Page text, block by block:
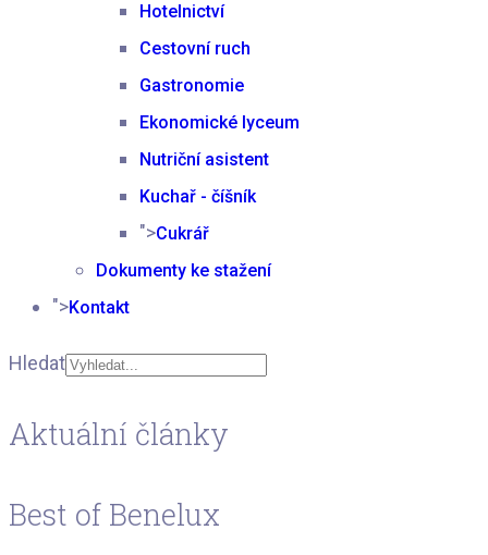
Hotelnictví
Cestovní ruch
Gastronomie
Ekonomické lyceum
Nutriční asistent
Kuchař - číšník
">Cukrář
Dokumenty ke stažení
">Kontakt
Hledat
characters for results.
Aktuální články
Best of Benelux